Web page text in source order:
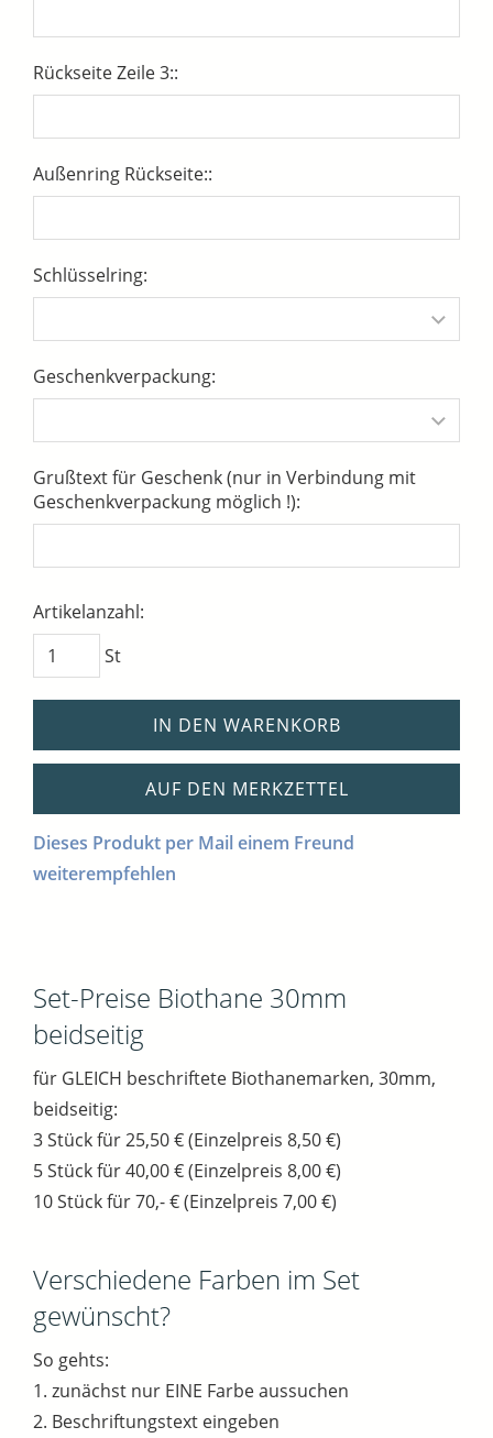
Rückseite Zeile 3::
Außenring Rückseite::
Schlüsselring:
Geschenkverpackung:
Grußtext für Geschenk (nur in Verbindung mit
Geschenkverpackung möglich !):
Artikelanzahl:
St
IN DEN WARENKORB
AUF DEN MERKZETTEL
Dieses Produkt per Mail einem Freund
weiterempfehlen
Set-Preise Biothane 30mm
beidseitig
für GLEICH beschriftete Biothanemarken, 30mm,
beidseitig:
3 Stück für 25,50 € (Einzelpreis 8,50 €)
5 Stück für 40,00 € (Einzelpreis 8,00 €)
10 Stück für 70,- € (Einzelpreis 7,00 €)
Verschiedene Farben im Set
gewünscht?
So gehts:
1. zunächst nur EINE Farbe aussuchen
2. Beschriftungstext eingeben